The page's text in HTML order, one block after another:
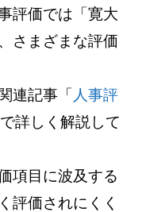
評価では「寛大
さまざまな評価
連記事「 人事評
で詳しく解説して
項目に波及する
評価されにくく